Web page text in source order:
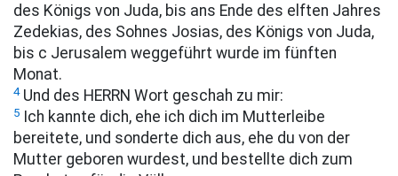
des Königs von Juda, bis ans Ende des elften Jahres
Zedekias, des Sohnes Josias, des Königs von Juda,
bis c Jerusalem weggeführt wurde im fünften
Monat.
4Und des HERRN Wort geschah zu mir:
5
Ich kannte dich, ehe ich dich im Mutterleibe
bereitete, und sonderte dich aus, ehe du von der
Mutter geboren wurdest, und bestellte dich zum